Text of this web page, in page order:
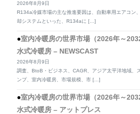
2026年8月9日
R134a冷媒市場の主な推進要因は、自動車用エアコン
却システムといった、R134aに […]
室内冷暖房の世界市場（2026年～
水式冷暖房 – NEWSCAST
2026年8月9日
調査、BtoB・ビジネス、CAGR、アジア太平洋地域、
ンプ、室内冷暖房、市場規模、市 […]
室内冷暖房の世界市場（2026年～
水式冷暖房 – アットプレス